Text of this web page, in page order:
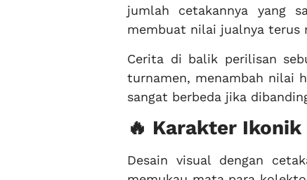
jumlah cetakannya yang
membuat nilai jualnya terus
Cerita di balik perilisan
turnamen, menambah nilai
sangat berbeda jika
🔥 Karakter Ikonik
Desain visual dengan